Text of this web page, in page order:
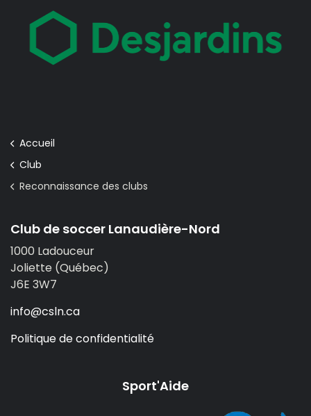
Accueil
Club
Reconnaissance des clubs
Club de soccer Lanaudière-Nord
1000 Ladouceur
Joliette (Québec)
J6E 3W7
info@csln.ca
Politique de confidentialité
Sport'Aide